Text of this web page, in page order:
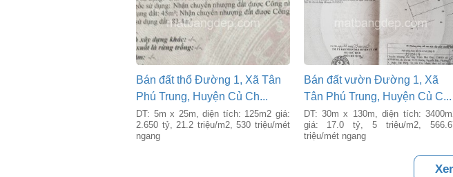
Bán đất thổ Đường 1, Xã Tân
Phú Trung, Huyện Củ Ch...
DT: 5m x 25m, diện tích: 125m2 giá:
2.650 tỷ, 21.2 triệu/m2, 530 triệu/mét
ngang
Bán đất vườn Đường 1, Xã
Tân Phú Trung, Huyện Củ C...
DT: 30m x 130m, diện tích:
giá: 17.0 tỷ, 5 triệu/m2,
triệu/mét ngang